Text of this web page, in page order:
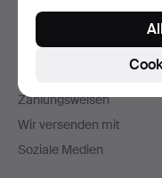
Fußzeilen-
Kontakt mit dem
Zahlungsweisen
Wir versenden mit
Soziale Medien